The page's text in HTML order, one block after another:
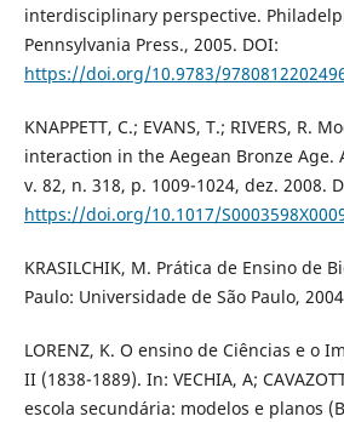
interdisciplinary perspective.
Pennsylvania Press., 2005. DOI:
https://doi.org/10.9783/
KNAPPETT, C.; EVANS, T.; RIVERS, R.
interaction in the Aegean Bronze Age.
v. 82, n. 318, p. 1009-1024, dez. 2008.
https://doi.org/10.1017/
KRASILCHIK, M. Prática de Ensino de
Paulo: Universidade de São Paulo,
LORENZ, K. O ensino de Ciências e o
II (1838-1889). In: VECHIA, A;
escola secundária: modelos e planos